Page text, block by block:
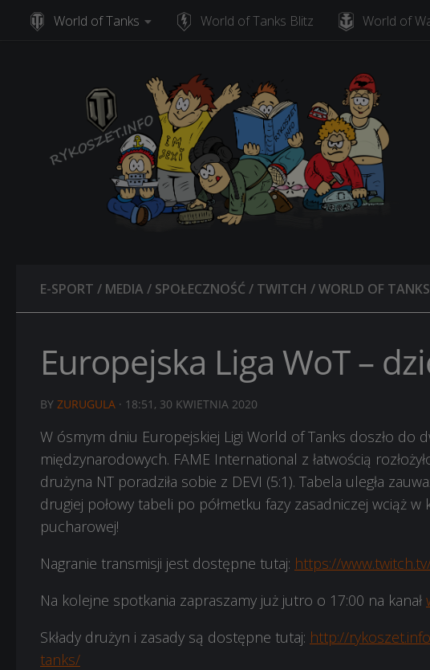
Skip to content
World of Tanks World of Tanks Blitz World of
E-SPORT / MEDIA / SPOŁECZNOŚĆ/ TWITCH /WORLD OF TANKS
Europejska Liga WoT –
BY ZURUGULA · 18:51, 30 KWIETNIA 2020
W ósmym dniu Europejskiej Ligi World of Tanks doszło do
międzynarodowych. FAME International z łatwością
drużyna NT poradziła sobie z DEVI (5:1). Tabela uległa
drugiej połowy tabeli po półmetku fazy zasadniczej wciąż
pucharowej!
Nagranie transmisji jest dostępne tutaj: https://
Na kolejne spotkania zapraszamy już jutro o 17:00 na kanał
Składy drużyn i zasady są dostępne tutaj: http://
tanks/